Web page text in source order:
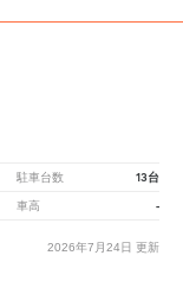
駐車台数 13台
車高 -
2026年7月24日 更新